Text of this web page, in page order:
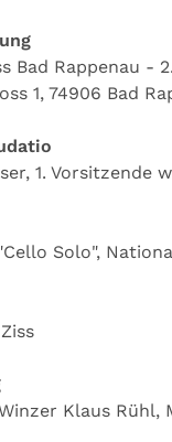
Bad Rappenau -
1, 74906 Bad
1. Vorsitzende
Solo",
Klaus Rühl,